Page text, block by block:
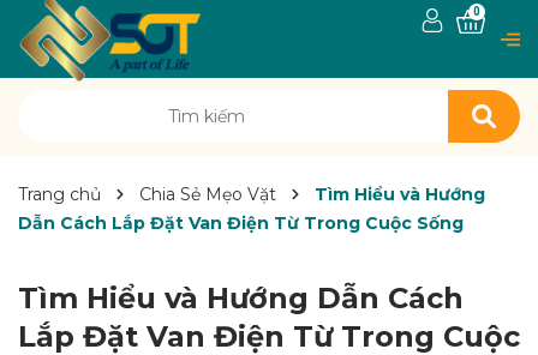
0
Trang chủ Chia Sẻ Mẹo Vặt
Tìm Hiểu và Hướng
Dẫn Cách Lắp Đặt Van Điện Từ Trong Cuộc Sống
Tìm Hiểu và Hướng Dẫn Cách
Lắp Đặt Van Điện Từ Trong Cuộc